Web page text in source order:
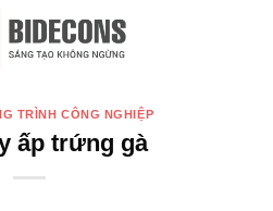
TRÌNH CÔNG NGHIỆP
ấp trứng gà